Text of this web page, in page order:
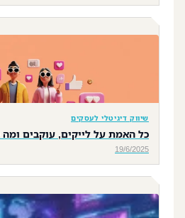
שיווק דיגיטלי לעסקים
כל האמת על לייקים, עוקבים
19/6/2025